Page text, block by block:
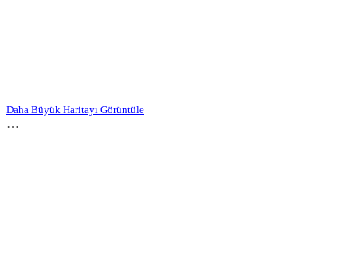
Daha Büyük Haritayı Görüntüle
…